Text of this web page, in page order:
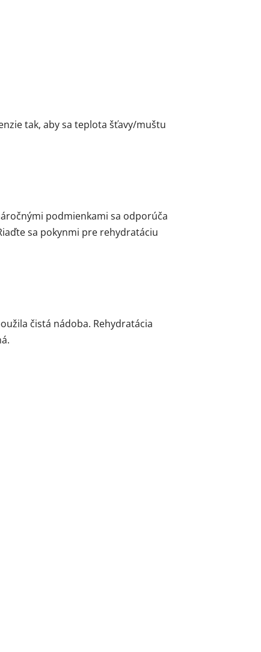
tak, aby sa teplota šťavy/muštu
podmienkami sa odporúča
sa pokynmi pre rehydratáciu
čistá nádoba. Rehydratácia